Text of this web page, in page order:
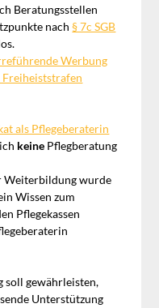
Beratungsstellen
nach§ 7c SGB
Werbung
Freiheiststrafen
als Pflegeberaterin
keine Pflegberatung
Weiterbildung wurde
Wissen zum
Pflegekassen
soll gewährleisten,
Unterstützung